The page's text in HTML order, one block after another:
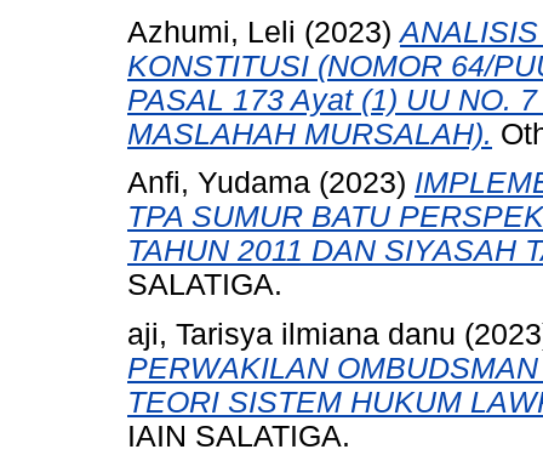
Azhumi, Leli (2023)
KONSTITUSI (NOMOR 64/
PASAL 173 Ayat (1) UU NO.
MASLAHAH MURSALAH).
Anfi, Yudama (2023)
TPA SUMUR BATU
TAHUN 2011 DAN SIYASAH
SALATIGA.
aji, Tarisya ilmiana danu
PERWAKILAN
TEORI SISTEM HUKUM
IAIN SALATIGA.